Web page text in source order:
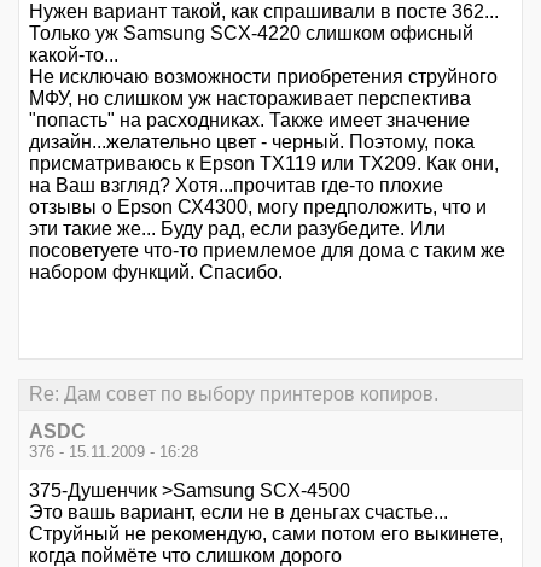
Нужен вариант такой, как спрашивали в посте 362...
Только уж Samsung SCX-4220 слишком офисный
какой-то...
Не исключаю возможности приобретения струйного
МФУ, но слишком уж настораживает перспектива
"попасть" на расходниках. Также имеет значение
дизайн...желательно цвет - черный. Поэтому, пока
присматриваюсь к Epson ТХ119 или ТХ209. Как они,
на Ваш взгляд? Хотя...прочитав где-то плохие
отзывы о Epson СХ4300, могу предположить, что и
эти такие же... Буду рад, если разубедите. Или
посоветуете что-то приемлемое для дома с таким же
набором функций. Спасибо.
Re: Дам совет по выбору принтеров копиров.
ASDC
376 - 15.11.2009 - 16:28
375-Душенчик >Samsung SCX-4500
Это вашь вариант, если не в деньгах счастье...
Струйный не рекомендую, сами потом его выкинете,
когда поймёте что слишком дорого